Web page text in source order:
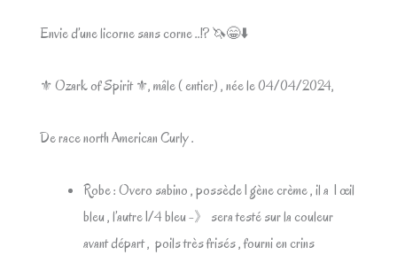
Envie d’une licorne sans corne ..!? 🦄😁⬇️
⚜ Ozark of Spirit ⚜, mâle ( entier) , née le 04/04/2024,
De race north American Curly .
Robe : Overo sabino , possède 1 gène crème , il a 1 œil
bleu , l’autre 1/4 bleu -》 sera testé sur la couleur
avant départ , poils très frisés , fourni en crins